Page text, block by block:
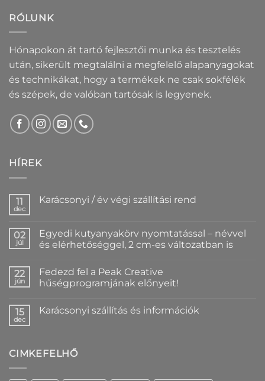
RÓLUNK
Hónapokon át tartó fejlesztői munka és tesztelés
után, sikerült megtalálni a megfelelő alapanyagokat
és technikákat, hogy a termékek ne csak sokfélék
és szépek, de valóban tartósak is legyenek.
HÍREK
11
dec
Karácsonyi / év végi szállítási rend
Karácsonyi
/
év
rend
bejegyzéshez
02
júl
Egyedi kutyanyakörv nyomtatással – névvel
és elérhetőséggel, 2 cm-es változatban is
a(z)
Egyedi
kutyanyakörv
névvel
es
változatban
22
jún
Fedezd fel a Peak Creative
hűségprogramjának előnyeit!
a(z)
Creative
hűségprogramjának
15
dec
Karácsonyi szállítás és információk
szállítás
CIMKEFELHŐ